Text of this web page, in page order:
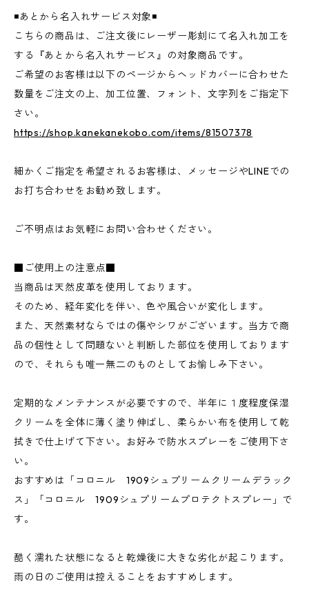
◾️あとから名入れサービス対象◾️
こちらの商品は、ご注文後にレーザー彫刻にて名入れ加工を
する『あとから名入れサービス』の対象商品です。
ご希望のお客様は以下のページからヘッドカバーに合わせた
数量をご注文の上、加工位置、フォント、文字列をご指定下
さい。
https://shop.kanekanekobo.com/items/81507378
細かくご指定を希望されるお客様は、メッセージやLINEでの
お打ち合わせをお勧め致します。
ご不明点はお気軽にお問い合わせください。
■ご使用上の注意点■
当商品は天然皮革を使用しております。
そのため、経年変化を伴い、色や風合いが変化します。
また、天然素材ならではの傷やシワがございます。当方で商
品の個性として問題ないと判断した部位を使用しております
ので、それらも唯一無二のものとしてお愉しみ下さい。
定期的なメンテナンスが必要ですので、半年に１度程度保湿
クリームを全体に薄く塗り伸ばし、柔らかい布を使用して乾
拭きで仕上げて下さい。お好みで防水スプレーをご使用下さ
い。
おすすめは「コロニル 1909シュプリームクリームデラック
ス」「コロニル 1909シュプリームプロテクトスプレー」で
す。
酷く濡れた状態になると乾燥後に大きな劣化が起こります。
雨の日のご使用は控えることをおすすめします。